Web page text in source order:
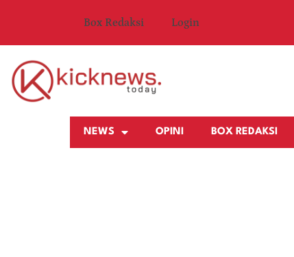
Box Redaksi Login
NEWS OPINI BOX REDAKSI